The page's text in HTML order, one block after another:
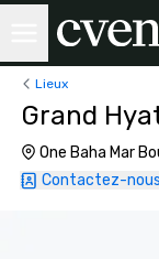
Lieux
Grand
One Baha Mar
Contactez-nous